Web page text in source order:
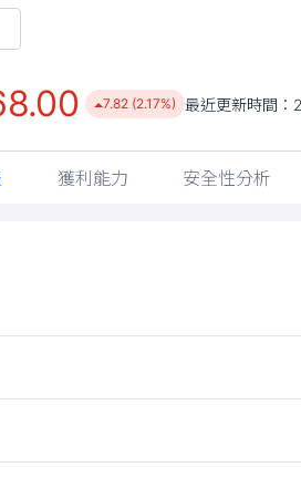
7.82 (2.17%) 最近更新時間：
獲利能力 安全性分析